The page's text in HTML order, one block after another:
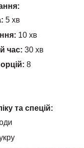
5 хв
10 хв
час: 30 хв
8
та спецій: